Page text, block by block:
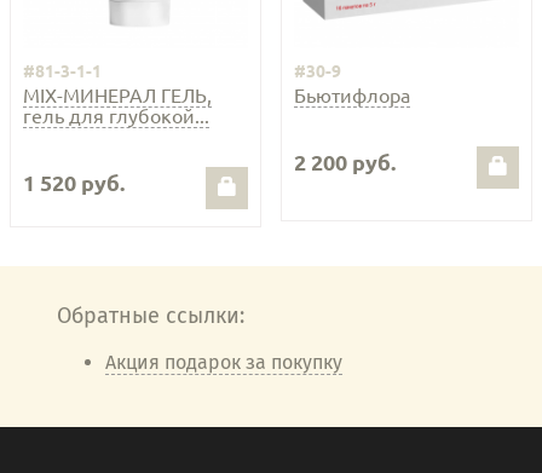
#81-3-1-1
MIX-МИНЕРАЛ ГЕЛЬ,
гель для глубокой...
1 520 руб.
#30-9
Бьютифлора
2 200 руб.
Обратные ссылки:
Акция подарок за покупку